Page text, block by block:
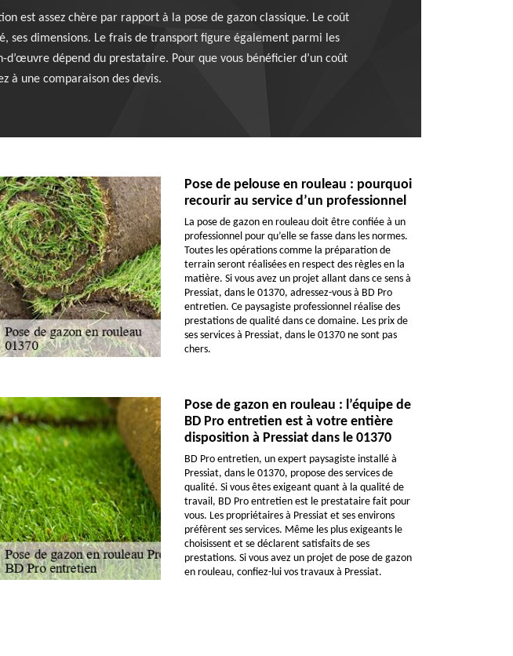
est assez chère par rapport à la pose de gazon classique. Le coût
ses dimensions. Le frais de transport figure également parmi les
dépend du prestataire. Pour que vous bénéficier d’un coût
à une comparaison des devis.
Pose de pelouse en rouleau : pourquoi
recourir au service d’un professionnel
La pose de gazon en rouleau doit être confiée à un
professionnel pour qu’elle se fasse dans les normes.
Toutes les opérations comme la préparation de
terrain seront réalisées en respect des règles en la
matière. Si vous avez un projet allant dans ce sens à
Pressiat, dans le 01370, adressez-vous à BD Pro
entretien. Ce paysagiste professionnel réalise des
prestations de qualité dans ce domaine. Les prix de
ses services à Pressiat, dans le 01370 ne sont pas
chers.
Pose de gazon en rouleau : l’équipe de
BD Pro entretien est à votre entière
disposition à Pressiat dans le 01370
BD Pro entretien, un expert paysagiste installé à
Pressiat, dans le 01370, propose des services de
qualité. Si vous êtes exigeant quant à la qualité de
travail, BD Pro entretien est le prestataire fait pour
vous. Les propriétaires à Pressiat et ses environs
préfèrent ses services. Même les plus exigeants le
choisissent et se déclarent satisfaits de ses
prestations. Si vous avez un projet de pose de gazon
en rouleau, confiez-lui vos travaux à Pressiat.